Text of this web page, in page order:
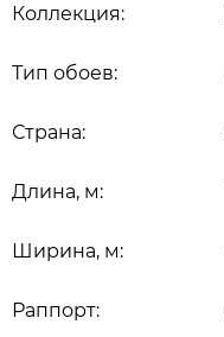
Коллекция:
Длина, м:
Ширина, м:
Раппорт:
Страна:
Тип обоев: